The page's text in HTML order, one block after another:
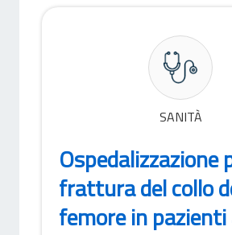
SANITÀ
Ospedalizzazione
frattura del collo
femore in